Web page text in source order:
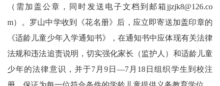
（需加盖公章，同时发送电子文档到邮箱jjzjk8@126.co
m）。罗山中学收到《花名册》后，应立即寄送加盖印章的
《适龄儿童少年入学通知书》，在通知书中应体现有关法律
法规和违法追责说明，切实强化家长（监护人）和适龄儿童
少年的法律意识，并于7月9日—7月18日组织学生到校注